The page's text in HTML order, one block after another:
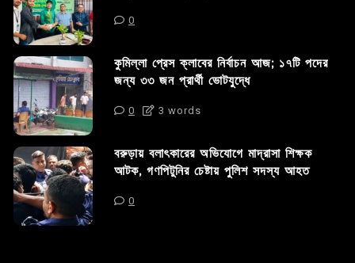
0
কুমিল্লা প্রেস ক্লাবের নির্বাচন আজ; ১৭টি পদের
জন্য ৩৩ জন প্রার্থী ভোটযুদ্ধে
0 3 words
বরুড়ায় বলাৎকারের অভিযোগে মাদ্রাসা শিক্ষক
আটক, গণপিটুনির চেষ্টায় পুলিশ সদস্য আহত
0